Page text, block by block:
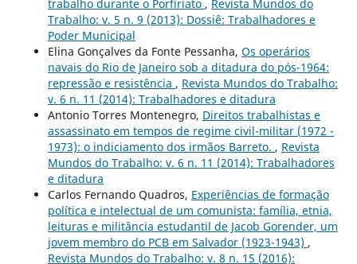
trabalho durante o Porfiriato , Revista Mundos do
Trabalho: v. 5 n. 9 (2013): Dossiê: Trabalhadores e
Poder Municipal
Elina Gonçalves da Fonte Pessanha, Os operários
navais do Rio de Janeiro sob a ditadura do pós-1964:
repressão e resistência , Revista Mundos do Trabalho:
v. 6 n. 11 (2014): Trabalhadores e ditadura
Antonio Torres Montenegro, Direitos trabalhistas e
assassinato em tempos de regime civil-militar (1972 -
1973): o indiciamento dos irmãos Barreto. , Revista
Mundos do Trabalho: v. 6 n. 11 (2014): Trabalhadores
e ditadura
Carlos Fernando Quadros, Experiências de formação
política e intelectual de um comunista: família, etnia,
leituras e militância estudantil de Jacob Gorender, um
jovem membro do PCB em Salvador (1923-1943) ,
Revista Mundos do Trabalho: v. 8 n. 15 (2016):